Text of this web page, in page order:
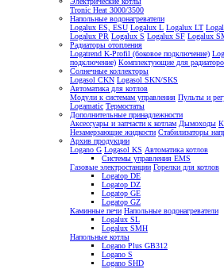
Tronic Heat 3000/3500
Напольные водонагреватели
Logalux ES, ESU Logalux L Logalux LT
Logalux PR Logalux S Logalux SF Logalux
Радиаторы отопления
Logatrend K-Profil (боковое подключение)
подключение) Комплектующие для
Солнечные коллекторы
Logasol CKN Logasol SKN/SKS
Автоматика для котлов
Модули к системам управления Пульты и
Logamatic Термостаты
Дополнительные принадлежности
Аксессуары и запчасти к котлам Дымоходы
Незамерзающие жидкости Стабилизаторы
Архив продукции
Logano G Logasol KS Автоматика котлов
Системы управления EMS
Газовые электростанции Горелки для котлов
Logatop DE
Logatop DZ
Logatop GE
Logatop GZ
Каминные печи Напольные водонагреватели
Logalux SL
Logalux SMH
Напольные котлы
Logano Plus GB312
Logano S
Logano SHD